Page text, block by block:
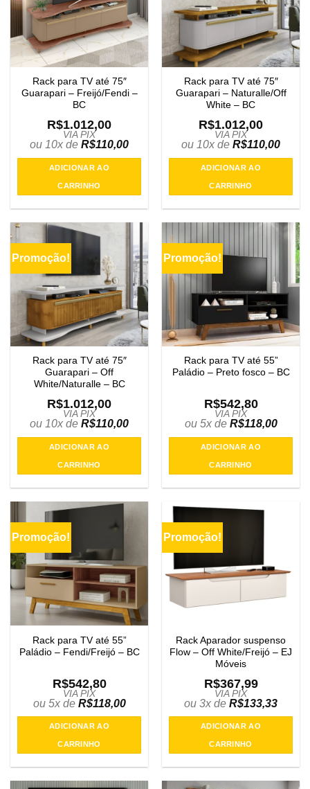
Rack para TV até 75″
Guarapari – Freijó/Fendi –
BC
R$1.012,00
VIA PIX
ou 10x de R$110,00
ADICIONAR AO
CARRINHO
Rack para TV até 75″
Guarapari – Naturalle/Off
White – BC
R$1.012,00
VIA PIX
ou 10x de R$110,00
ADICIONAR AO
CARRINHO
Promoção!
Rack para TV até 75″
Guarapari – Off
White/Naturalle – BC
R$1.012,00
VIA PIX
ou 10x de R$110,00
ADICIONAR AO
CARRINHO
Promoção!
Rack para TV até 55”
Paládio – Preto fosco – BC
R$542,80
VIA PIX
ou 5x de R$118,00
ADICIONAR AO
CARRINHO
Promoção!
Rack para TV até 55”
Paládio – Fendi/Freijó – BC
R$542,80
VIA PIX
ou 5x de R$118,00
ADICIONAR AO
CARRINHO
Promoção!
Rack Aparador suspenso
Flow – Off White/Freijó – EJ
Móveis
R$367,99
VIA PIX
ou 3x de R$133,33
ADICIONAR AO
CARRINHO